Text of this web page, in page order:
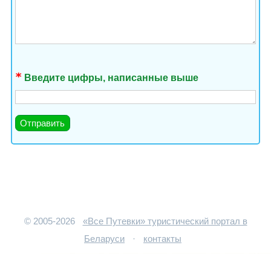
Введите цифры, написанные выше
© 2005-2026
«Все Путевки» туристический портал в
Беларуси
·
контакты